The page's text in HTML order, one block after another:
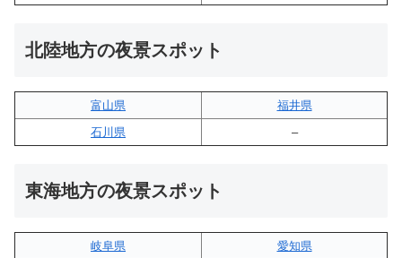
北陸地方の夜景スポット
富山県
福井県
石川県
–
東海地方の夜景スポット
岐阜県
愛知県